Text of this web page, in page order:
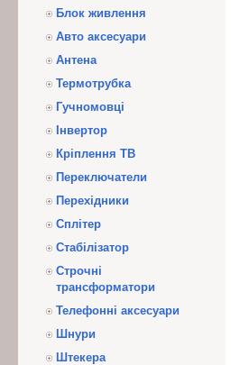
Блок живлення
Авто аксесуари
Антена
Термотрубка
Гучномовці
Інвертор
Кріплення ТВ
Переключатели
Перехідники
Сплітер
Стабілізатор
Строчні
трансформатори
Телефонні аксесуари
Шнури
Штекера